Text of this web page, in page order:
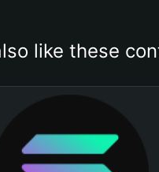
like these